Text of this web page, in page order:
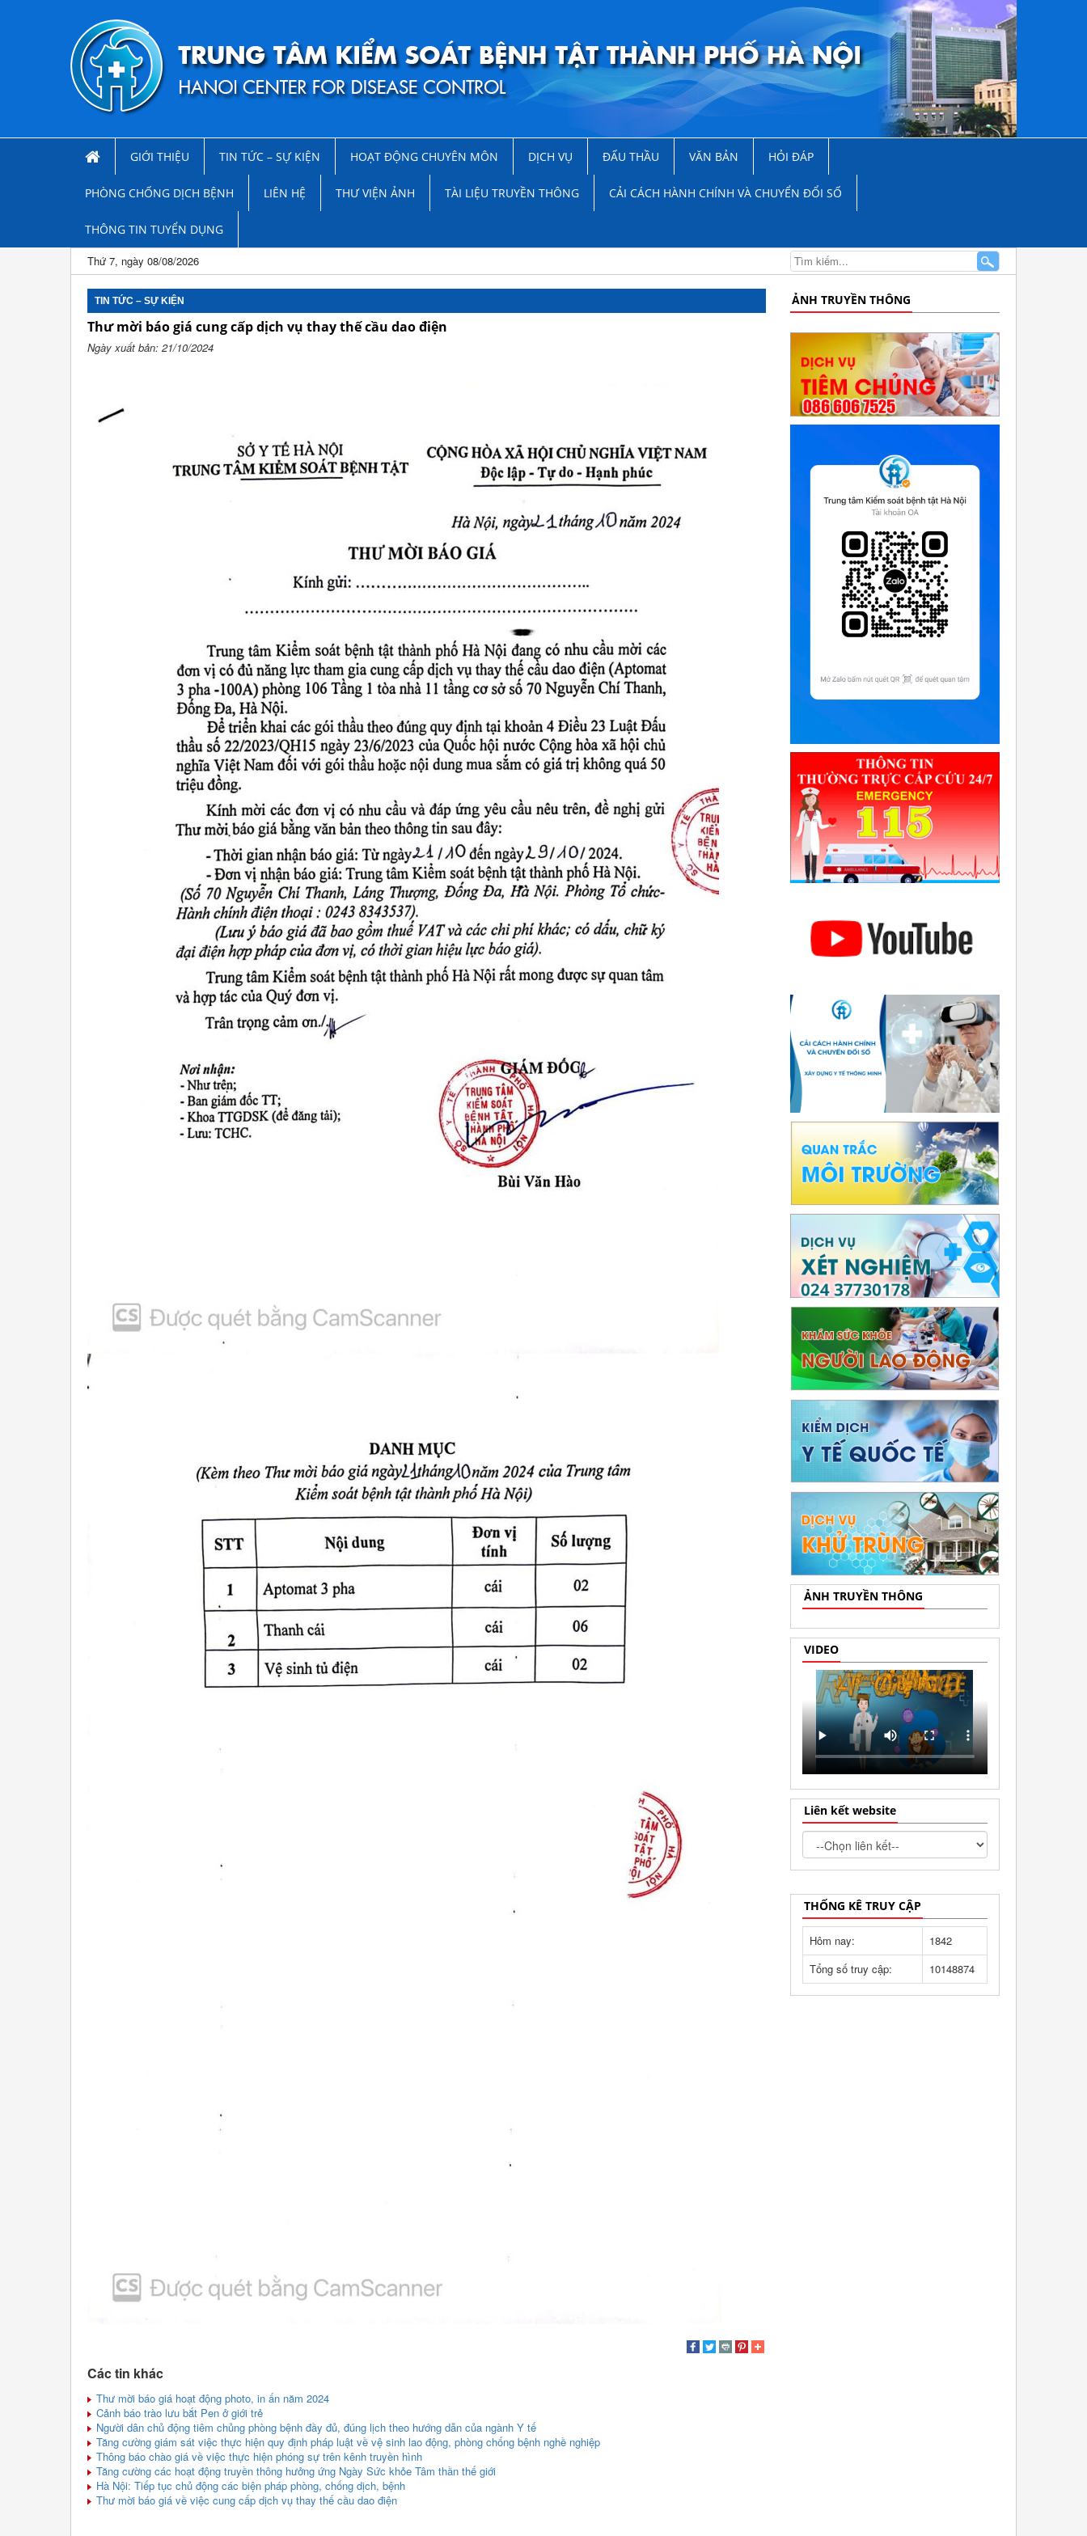
GIỚI THIỆU TIN TỨC – SỰ KIỆN HOẠT ĐỘNG CHUYÊN MÔN DỊCH VỤ ĐẤU THẦU VĂN BẢN HỎI ĐÁP
PHÒNG CHỐNG DỊCH BỆNH LIÊN HỆ THƯ VIỆN ẢNH TÀI LIỆU TRUYỀN THÔNG CẢI CÁCH HÀNH CHÍNH VÀ CHUYỂN ĐỔI SỐ
THÔNG TIN TUYỂN DỤNG
Thứ 7, ngày 08/08/2026
TIN TỨC – SỰ KIỆN
Thư mời báo giá cung cấp dịch vụ thay thế cầu dao điện
Ngày xuất bản: 21/10/2024
Các tin khác
Thư mời báo giá hoạt động photo, in ấn năm 2024
Cảnh báo trào lưu bắt Pen ở giới trẻ
Người dân chủ động tiêm chủng phòng bệnh đầy đủ, đúng lịch theo hướng dẫn của ngành Y tế
Tăng cường giám sát việc thực hiện quy định pháp luật về vệ sinh lao động, phòng chống bệnh nghề nghiệp
Thông báo chào giá về việc thực hiện phóng sự trên kênh truyền hình
Tăng cường các hoạt động truyền thông hưởng ứng Ngày Sức khỏe Tâm thần thế giới
Hà Nội: Tiếp tục chủ động các biện pháp phòng, chống dịch, bệnh
Thư mời báo giá về việc cung cấp dịch vụ thay thế cầu dao điện
ẢNH TRUYỀN THÔNG
ẢNH TRUYỀN THÔNG
VIDEO
Liên kết website
THỐNG KÊ TRUY CẬP
Hôm nay:
1842
Tổng số truy cập:
10148874